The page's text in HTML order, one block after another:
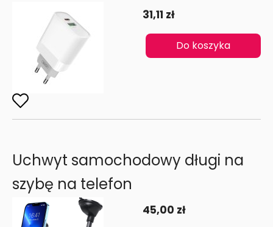
31,11 zł
Do koszyka
Uchwyt samochodowy długi na
szybę na telefon
45,00 zł